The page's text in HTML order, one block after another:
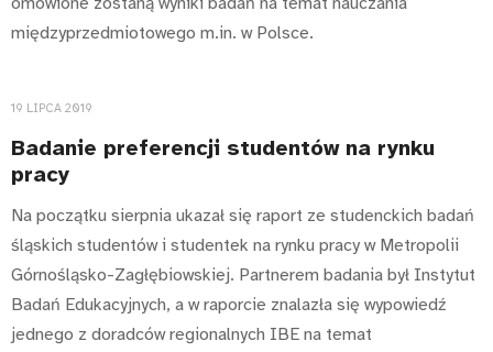
międzyprzedmiotowego m.in. w Polsce.
19 LIPCA 2019
Badanie preferencji studentów na rynku
pracy
Na początku sierpnia ukazał się raport ze studenckich badań
śląskich studentów i studentek na rynku pracy w Metropolii
Górnośląsko-Zagłębiowskiej. Partnerem badania był Instytut
Badań Edukacyjnych, a w raporcie znalazła się wypowiedź
jednego z doradców regionalnych IBE na temat